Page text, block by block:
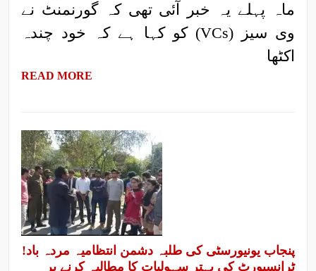
ماہ پہلے یہ خبر آئی تھی کہ گورنمنٹ نے
وی سیز (VCs) کو کہا ہے کہ خود چندہ
اکٹھا
READ MORE
پنجاب یونیورسٹی کی طلبہ دشمن انتظامیہ مردہ باد!
ٹرانسپورٹ کی بہتر سہولیات کا مطالبہ کرنے پر